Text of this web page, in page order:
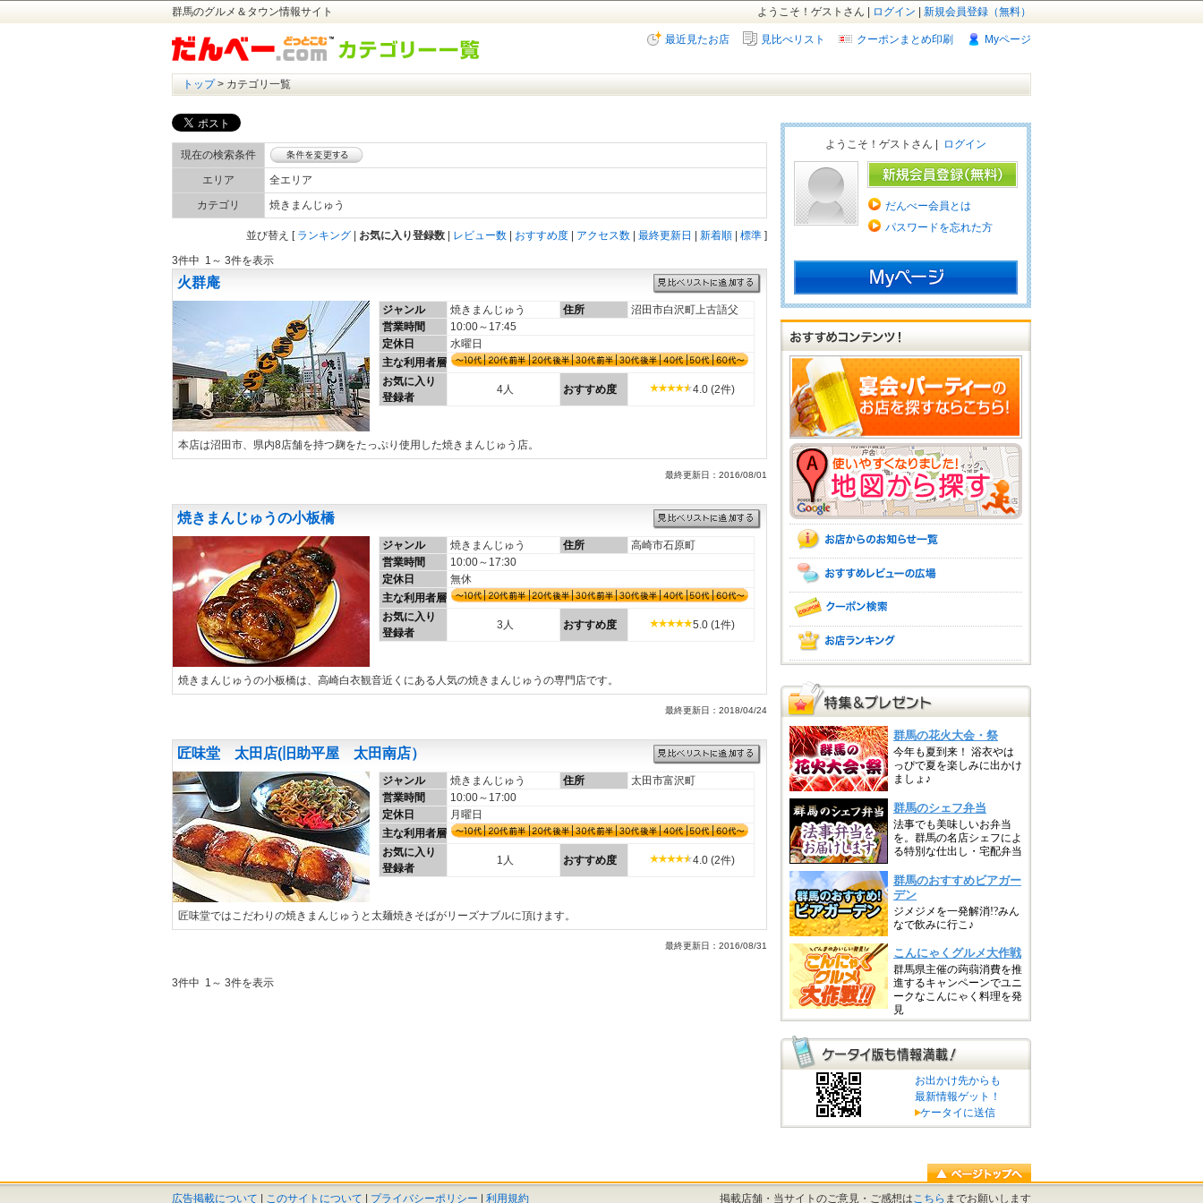
群馬のグルメ＆タウン情報サイト 新規会員登録（無料）
ログイン
ようこそ！ゲストさん |
Myページ
クーポンまとめ印刷
見比べリスト
最近見たお店
トップ> カテゴリ一覧
現在の検索条件
エリア
全エリア
カテゴリ
焼きまんじゅう
]
標準
新着順
最終更新日
アクセス数
おすすめ度
レビュー数
お気に入り登録数
ランキング
[
並び替え
3件中 1～ 3件を表示
火群庵
ジャンル 焼きまんじゅう 住所
沼田市白沢町上古語父
営業時間
10:00～17:45
定休日
水曜日
主な利用者層
お気に入り
登録者
4人 おすすめ度 4.0 (2件)
本店は沼田市、県内8店舗を持つ麹をたっぷり使用した焼きまんじゅう店。
最終更新日：2016/08/01
焼きまんじゅうの小板橋
ジャンル 焼きまんじゅう 住所
高崎市石原町
営業時間
10:00～17:30
定休日
無休
主な利用者層
お気に入り
登録者
3人 おすすめ度 5.0 (1件)
焼きまんじゅうの小板橋は、高崎白衣観音近くにある人気の焼きまんじゅうの専門店です。
最終更新日：2018/04/24
匠味堂 太田店(旧助平屋 太田南店）
ジャンル 焼きまんじゅう 住所
太田市富沢町
営業時間
10:00～17:00
定休日
月曜日
主な利用者層
お気に入り
登録者
1人 おすすめ度 4.0 (2件)
匠味堂ではこだわりの焼きまんじゅうと太麺焼きそばがリーズナブルに頂けます。
最終更新日：2016/08/31
3件中 1～ 3件を表示
ようこそ！ゲストさん | ログイン
だんべー会員とは
パスワードを忘れた方
お出かけ先からも
最新情報ゲット！
ケータイに送信
広告掲載について このサイトについて プライバシーポリシー 利用規約 掲載店舗・当サイトのご意見・ご感想はこちら までお願いします